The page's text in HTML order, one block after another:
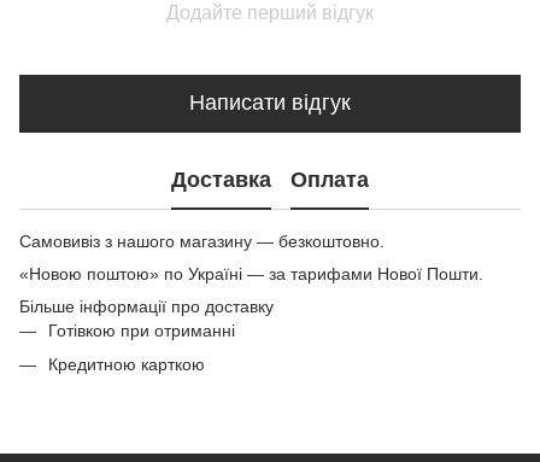
Додайте перший відгук
Написати відгук
Доставка Оплата
Самовивіз з нашого магазину — безкоштовно.
«Новою поштою» по Україні — за тарифами Нової Пошти.
Більше інформації про доставку
Готівкою при отриманні
Кредитною карткою